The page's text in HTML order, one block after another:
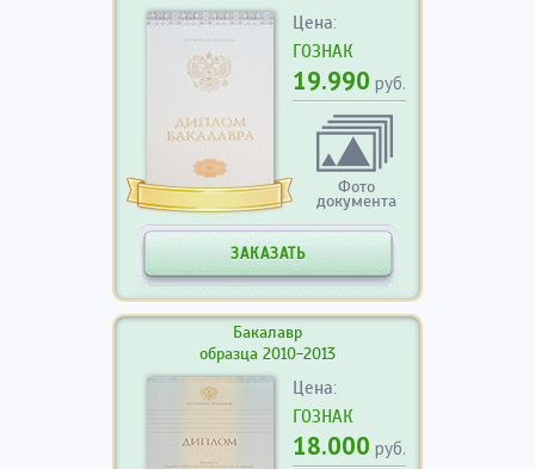
Цена:
ГОЗНАК
19.990 руб.
Фото
документа
ЗАКАЗАТЬ
Бакалавр
образца 2010-2013
Цена:
ГОЗНАК
18.000 руб.